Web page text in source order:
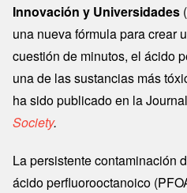
Innovación y Universidades
una nueva fórmula para crear
cuestión de minutos, el ácido
una de las sustancias más
ha sido publicado en la
Society.
La persistente contaminación
ácido perfluorooctanoico